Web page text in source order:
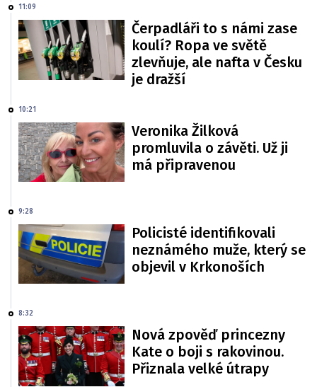
11:09
Čerpadláři to s námi zase
koulí? Ropa ve světě
zlevňuje, ale nafta v Česku
je dražší
10:21
Veronika Žilková
promluvila o závěti. Už ji
má připravenou
9:28
Policisté identifikovali
neznámého muže, který se
objevil v Krkonoších
8:32
Nová zpověď princezny
Kate o boji s rakovinou.
Přiznala velké útrapy